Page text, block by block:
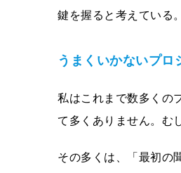
鍵を握ると考えている。
うまくいかないプロ
私はこれまで数多くの
て多くありません。む
その多くは、「最初の